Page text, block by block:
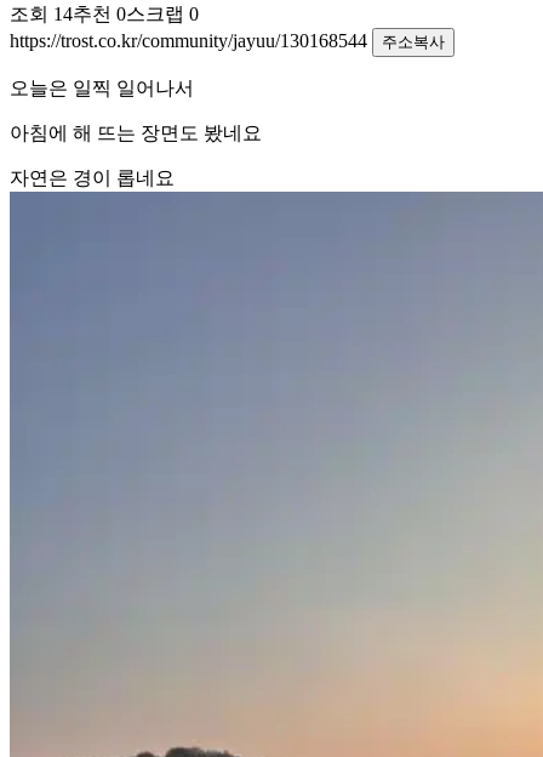
조회 14추천 0스크랩 0
https://trost.co.kr/community/jayuu/130168544
주소복사
오늘은 일찍 일어나서
아침에 해 뜨는 장면도 봤네요
자연은 경이 롭네요